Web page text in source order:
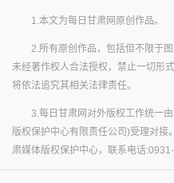
1.本文为每日甘肃网原创作品。
2.所有原创作品，包括但不限于
未经著作权人合法授权，禁止一切形
将依法追究其相关法律责任。
3.每日甘肃网对外版权工作统一
版权保护中心有限责任公司)受理对接
肃媒体版权保护中心，联系电话:0931-